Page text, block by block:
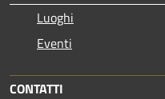
Luoghi
Eventi
CONTATTI